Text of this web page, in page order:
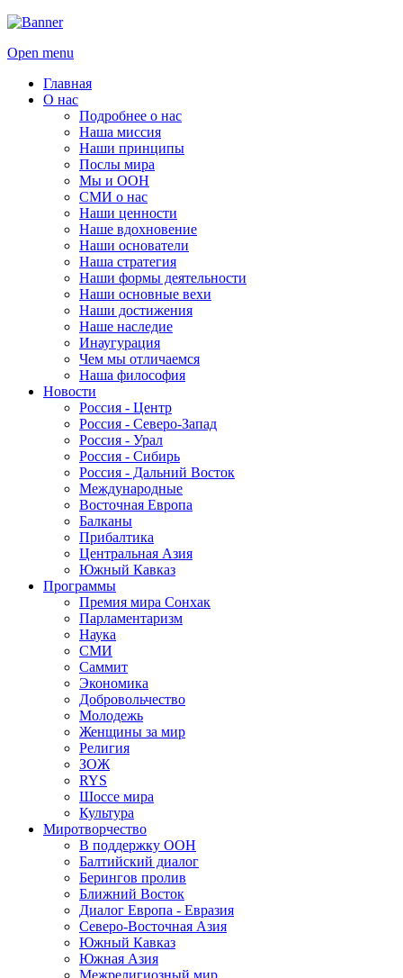
Open menu
Главная
О нас
Подробнее о нас
Наша миссия
Наши принципы
Послы мира
Мы и ООН
СМИ о нас
Наши ценности
Наше вдохновение
Наши основатели
Наша стратегия
Наши формы деятельности
Наши основные вехи
Наши достижения
Наше наследие
Инаугурация
Чем мы отличаемся
Наша философия
Новости
Россия - Центр
Россия - Северо-Запад
Россия - Урал
Россия - Сибирь
Россия - Дальний Восток
Международные
Восточная Европа
Балканы
Прибалтика
Центральная Азия
Южный Кавказ
Программы
Премия мира Сонхак
Парламентаризм
Наука
СМИ
Саммит
Экономика
Добровольчество
Молодежь
Женщины за мир
Религия
ЗОЖ
RYS
Шоссе мира
Культура
Миротворчество
В поддержку ООН
Балтийский диалог
Берингов пролив
Ближний Восток
Диалог Европа - Евразия
Северо-Восточная Азия
Южный Кавказ
Южная Азия
Межрелигиозный мир